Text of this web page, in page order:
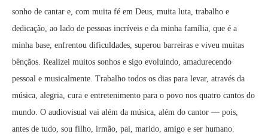
sonho de cantar e, com muita fé em Deus, muita luta, trabalho e
dedicação, ao lado de pessoas incríveis e da minha família, que é a
minha base, enfrentou dificuldades, superou barreiras e viveu muitas
bênçãos. Realizei muitos sonhos e sigo evoluindo, amadurecendo
pessoal e musicalmente. Trabalho todos os dias para levar, através da
música, alegria, cura e entretenimento para o povo nos quatro cantos do
mundo. O audiovisual vai além da música, além do cantor — pois,
antes de tudo, sou filho, irmão, pai, marido, amigo e ser humano.